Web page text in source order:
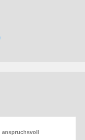
anspruchsvoll